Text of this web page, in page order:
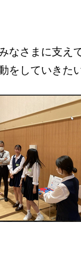
なさまに支え
をしていきた